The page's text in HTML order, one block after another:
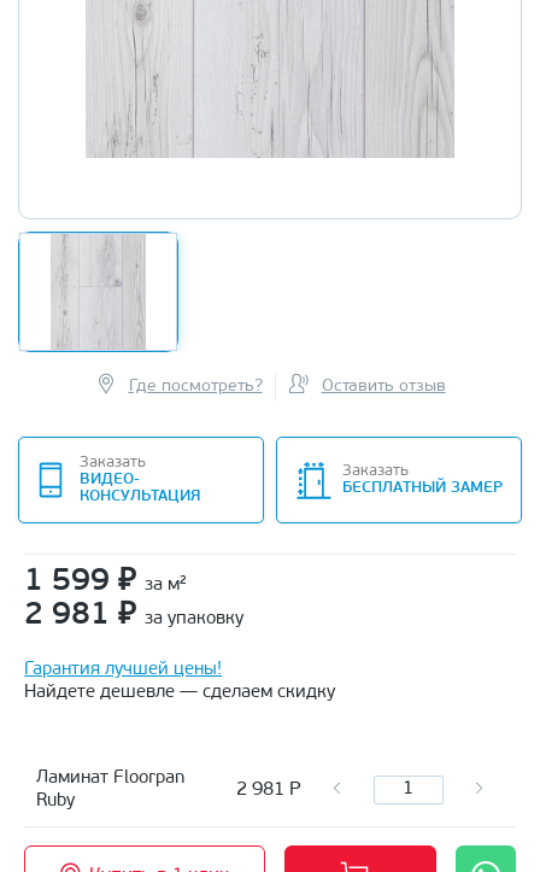
Где посмотреть? Оставить отзыв
Заказать
ВИДЕО-
КОНСУЛЬТАЦИЯ
Заказать
БЕСПЛАТНЫЙ ЗАМЕР
1 599 ₽ за м²
2 981 ₽ за упаковку
Гарантия лучшей цены!
Найдете дешевле — сделаем скидку
Ламинат Floorpan
Ruby
2 981 Р